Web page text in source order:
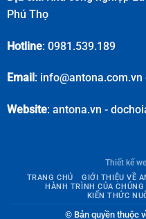
Phú Thọ
Hotline: 0981.539.189
Email :
Website: antona.vn -
Thiết kế
TRANG CHỦ GIỚI THIỆU VỀ
HÀNH TRÌNH CỦA CHÚNG
KIẾN THỨC
© Bản quyền thuộc